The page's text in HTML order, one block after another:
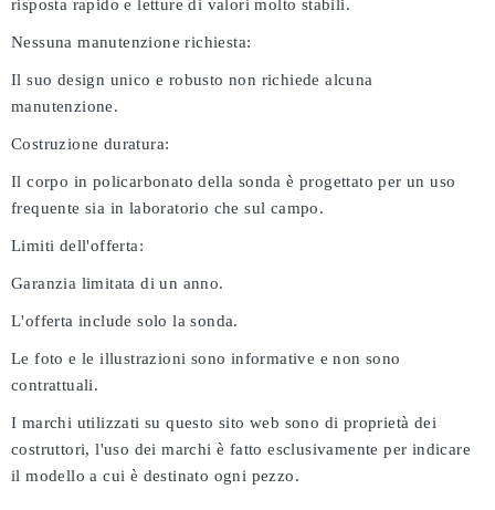
risposta rapido e letture di valori molto stabili.
Nessuna manutenzione richiesta:
Il suo design unico e robusto non richiede alcuna
manutenzione.
Costruzione duratura:
Il corpo in policarbonato della sonda è progettato per un uso
frequente sia in laboratorio che sul campo.
Limiti dell'offerta:
Garanzia limitata di un anno.
L'offerta include solo la sonda.
Le foto e le illustrazioni sono informative e non sono
contrattuali.
I marchi utilizzati su questo sito web sono di proprietà dei
costruttori, l'uso dei marchi è fatto esclusivamente per indicare
il modello a cui è destinato ogni pezzo.